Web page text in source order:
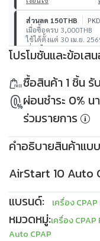
ส่วนลด 150THB
เมื่อซื้อครบ 3,000THB
ใช้ได้ตั้งแต่ 30 เม.ย.
เงื่อนไข
เมื่อซื้อครบ 10,000THB
ใช้ได้ตั้งแต่ 30 เม.ย.
เงื่อนไข
โปรโมชันและข้อเส
ซื้อสินค้า 1 ชิ้น รั
ผ่อนชำระ 0%
ร่วมรายการ
คำอธิบายสินค้าแบ
AirStart 10 Auto
แบรนด์:
เครื่อง
หมวดหมู่:เครื่อง CPAP
Auto CPAP